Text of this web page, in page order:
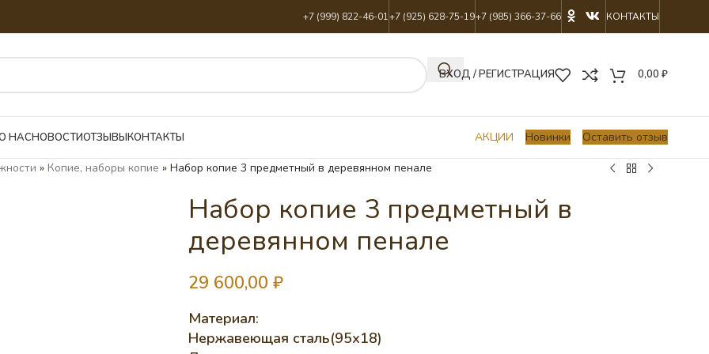
+7 (999) 822-46-01+7 (925) 628-75-19+7 (985) 366-37-66 КОНТАКТЫ
ВХОД / РЕГИСТРАЦИЯ 0,00 ₽
НАСНОВОСТИОТЗЫВЫКОНТАКТЫ АКЦИИ Новинки Оставить отзыв
» Копие, наборы копие » Набор копие 3 предметный в деревянном пенале
Набор копие 3 предметный в
деревянном пенале
29 600,00 ₽
Материал:
Нержавеющая сталь(95х18)